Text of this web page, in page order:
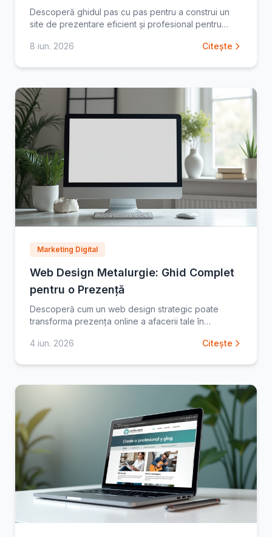
Descoperă ghidul pas cu pas pentru a construi un
site de prezentare eficient și profesional pentru
atrage
8 iun. 2026 Citește
Marketing Digital
Web Design Metalurgie: Ghid Complet
pentru o Prezență
Descoperă cum un web design strategic poate
transforma prezența online a afacerii tale în
pentru a atrage
4 iun. 2026 Citește